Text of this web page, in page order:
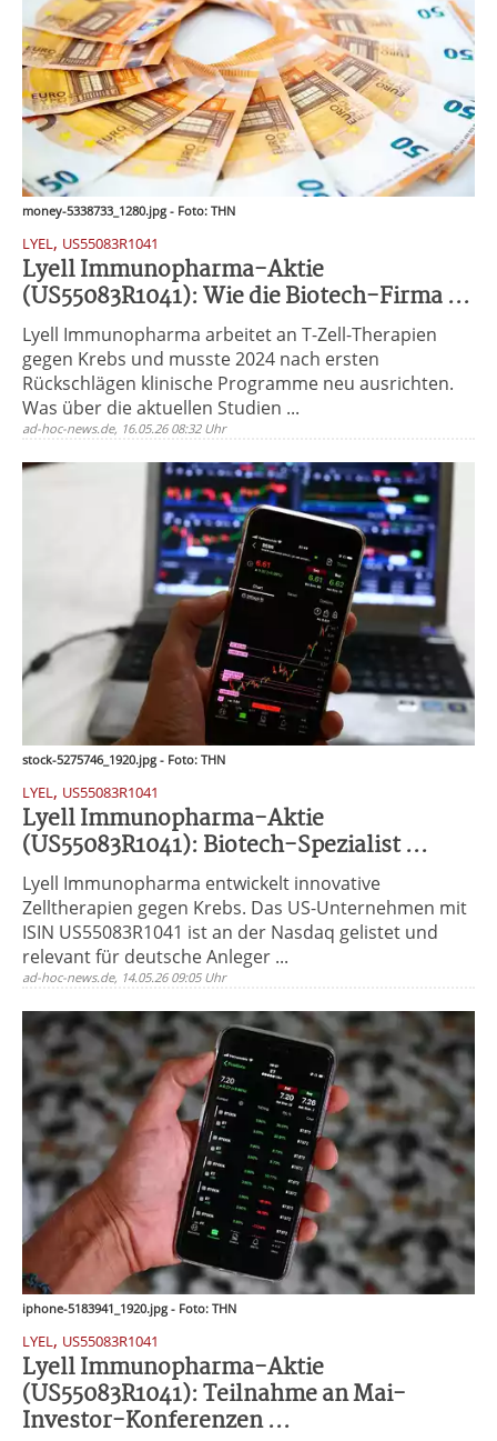
money-5338733_1280.jpg - Foto: THN
LYEL, US55083R1041
Lyell Immunopharma-Aktie
(US55083R1041): Wie die Biotech-Firma ...
Lyell Immunopharma arbeitet an T-Zell-Therapien
gegen Krebs und musste 2024 nach ersten
Rückschlägen klinische Programme neu ausrichten.
Was über die aktuellen Studien ...
ad-hoc-news.de, 16.05.26 08:32 Uhr
stock-5275746_1920.jpg - Foto: THN
LYEL, US55083R1041
Lyell Immunopharma-Aktie
(US55083R1041): Biotech-Spezialist ...
Lyell Immunopharma entwickelt innovative
Zelltherapien gegen Krebs. Das US-Unternehmen mit
ISIN US55083R1041 ist an der Nasdaq gelistet und
relevant für deutsche Anleger ...
ad-hoc-news.de, 14.05.26 09:05 Uhr
iphone-5183941_1920.jpg - Foto: THN
LYEL, US55083R1041
Lyell Immunopharma-Aktie
(US55083R1041): Teilnahme an Mai-
Investor-Konferenzen ...